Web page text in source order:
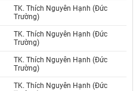
TK. Thích Nguyên Hạnh (Đức
Trường)
TK. Thích Nguyên Hạnh (Đức
Trường)
TK. Thích Nguyên Hạnh (Đức
Trường)
TK. Thích Nguyên Hạnh (Đức